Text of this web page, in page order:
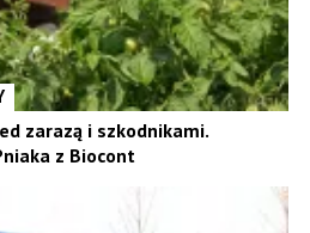
zarazą i szkodnikami.
z Biocont